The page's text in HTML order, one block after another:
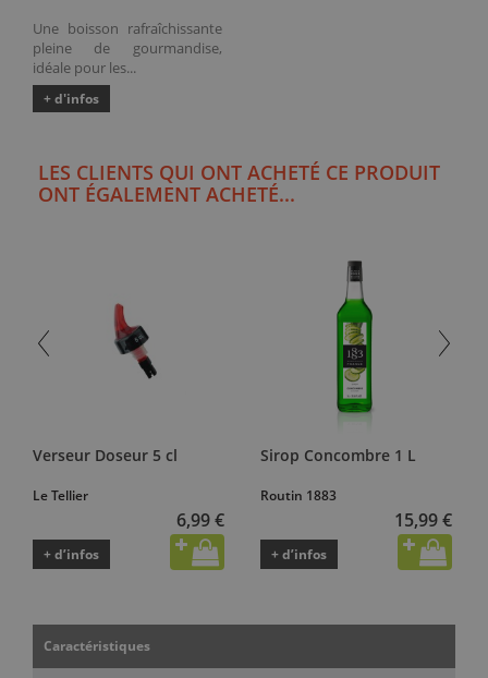
Une boisson rafraîchissante
pleine de gourmandise,
idéale pour les...
+ d'infos
LES CLIENTS QUI ONT ACHETÉ CE PRODUIT
ONT ÉGALEMENT ACHETÉ...
Verseur Doseur 5 cl
Le Tellier
6,99 €
+ d’infos
Sirop Concombre 1 L
Routin 1883
15,99 €
+ d’infos
Caractéristiques